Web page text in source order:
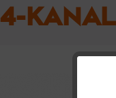
4-KANAL